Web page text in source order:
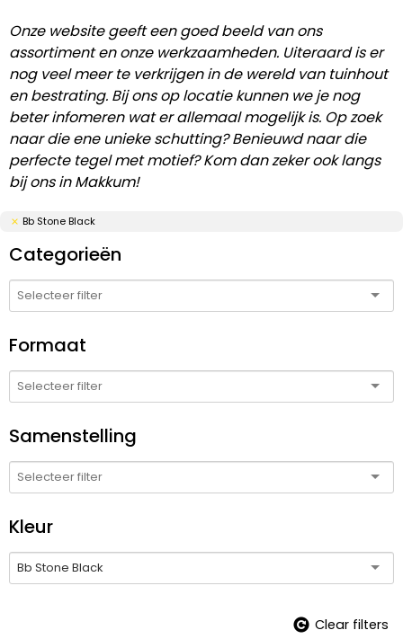
Onze website geeft een goed beeld van ons
assortiment en onze werkzaamheden. Uiteraard is er
nog veel meer te verkrijgen in de wereld van tuinhout
en bestrating. Bij ons op locatie kunnen we je nog
beter infomeren wat er allemaal mogelijk is. Op zoek
naar die ene unieke schutting? Benieuwd naar die
perfecte tegel met motief? Kom dan zeker ook langs
bij ons in Makkum!
Bb Stone Black
Categorieën
Formaat
Samenstelling
Kleur
Bb Stone Black
Clear filters